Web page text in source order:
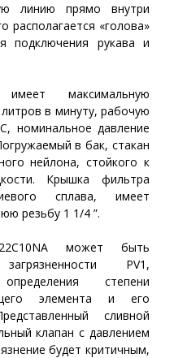
линию прямо внутри
располагается «голова»
подключения рукава и
максимальную
в минуту, рабочую
номинальное давление
в бак, стакан
нейлона, стойкого к
Крышка фильтра
сплава, имеет
резьбу 1 1/4 ”.
может быть
PV1,
степени
элемента и его
сливной
клапан с давлением
будет критичным,